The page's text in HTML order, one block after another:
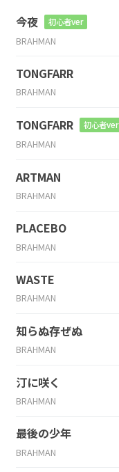
今夜 初心者ver
BRAHMAN
TONGFARR
BRAHMAN
TONGFARR 初心者ver
BRAHMAN
ARTMAN
BRAHMAN
PLACEBO
BRAHMAN
WASTE
BRAHMAN
知らぬ存ぜぬ
BRAHMAN
汀に咲く
BRAHMAN
最後の少年
BRAHMAN